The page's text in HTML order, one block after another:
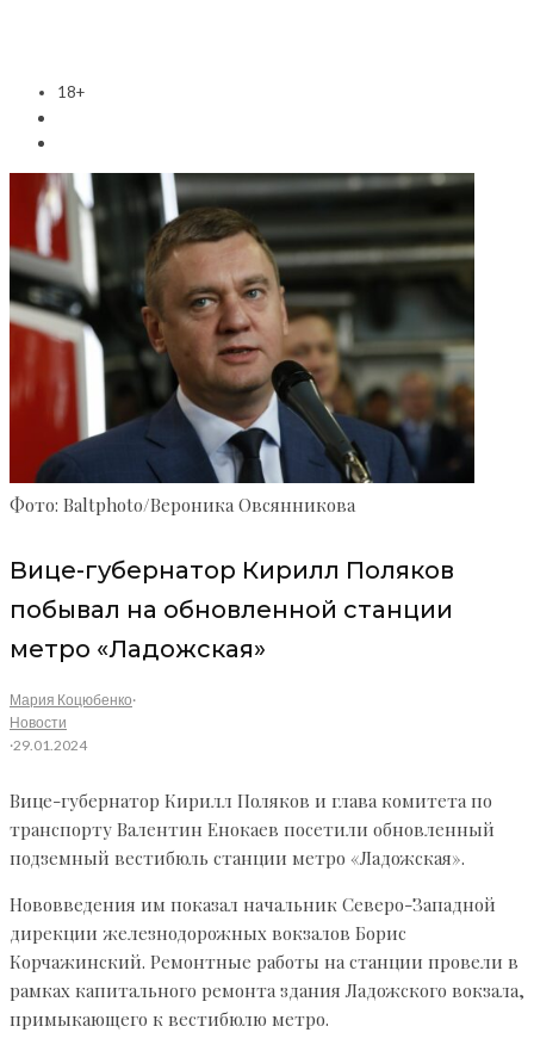
18+
Фото: Baltphoto/Вероника Овсянникова
Вице-губернатор Кирилл Поляков
побывал на обновленной станции
метро «Ладожская»
Мария Коцюбенко·
Новости
·29.01.2024
Вице-губернатор Кирилл Поляков и глава комитета по
транспорту Валентин Енокаев посетили обновленный
подземный вестибюль станции метро «Ладожская».
Нововведения им показал начальник Северо-Западной
дирекции железнодорожных вокзалов Борис
Корчажинский. Ремонтные работы на станции провели в
рамках капитального ремонта здания Ладожского вокзала,
примыкающего к вестибюлю метро.